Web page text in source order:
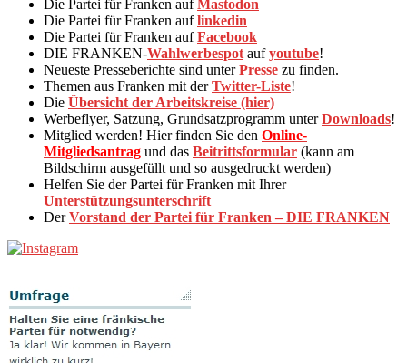
Die Partei für Franken aufMastodon
Die Partei für Franken auflinkedin
Die Partei für Franken aufFacebook
DIE FRANKEN-Wahlwerbespotaufyoutube!
Neueste Presseberichte sind unterPresse zu finden.
Themen aus Franken mit derTwitter-Liste!
Die Übersicht der Arbeitskreise (hier)
Werbeflyer, Satzung, Grundsatzprogramm unterDownloads!
Mitglied werden! Hier finden Sie den Online-
Mitgliedsantrag und das Beitrittsformular (kann am
Bildschirm ausgefüllt und so ausgedruckt werden)
Helfen Sie der Partei für Franken mit Ihrer
Unterstützungsunterschrift
DerVorstand der Partei für Franken – DIE FRANKEN